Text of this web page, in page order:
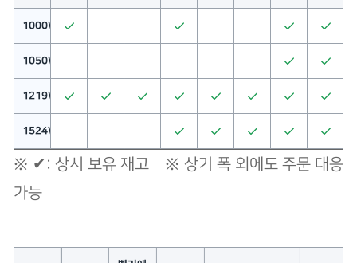
1000W
1050W
1219W
1524W
※ ✔: 상시 보유 재고 ※ 상기 폭 외에도 주문 대응
가능